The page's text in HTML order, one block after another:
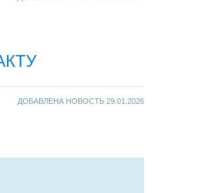
ДОБАВЛЕНА НОВОСТЬ 29.01.2026